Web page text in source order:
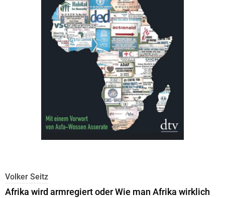
Volker Seitz
Afrika wird armregiert oder Wie man Afrika wirklich